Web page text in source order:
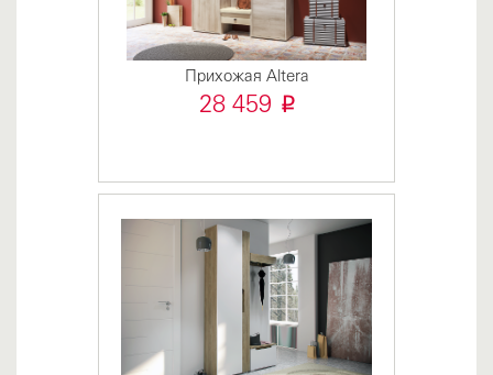
Прихожая Altera
28 459 i